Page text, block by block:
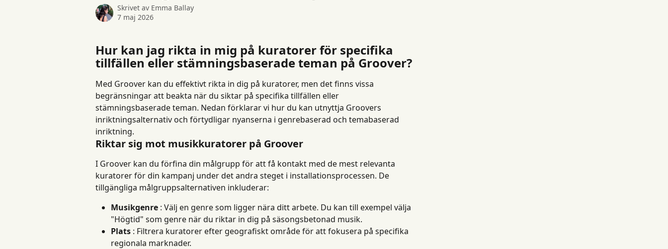
Skrivet av Emma Ballay
7 maj 2026
Hur kan jag rikta in mig på kuratorer för specifika
tillfällen eller stämningsbaserade teman på Groover?
Med Groover kan du effektivt rikta in dig på kuratorer, men det finns vissa
begränsningar att beakta när du siktar på specifika tillfällen eller
stämningsbaserade teman. Nedan förklarar vi hur du kan utnyttja Groovers
inriktningsalternativ och förtydligar nyanserna i genrebaserad och temabaserad
inriktning.
Riktar sig mot musikkuratorer på Groover
I Groover kan du förfina din målgrupp för att få kontakt med de mest relevanta
kuratorer för din kampanj under det andra steget i installationsprocessen. De
tillgängliga målgruppsalternativen inkluderar:
Musikgenre : Välj en genre som ligger nära ditt arbete. Du kan till exempel välja
"Högtid" som genre när du riktar in dig på säsongsbetonad musik.
Plats : Filtrera kuratorer efter geografiskt område för att fokusera på specifika
regionala marknader.